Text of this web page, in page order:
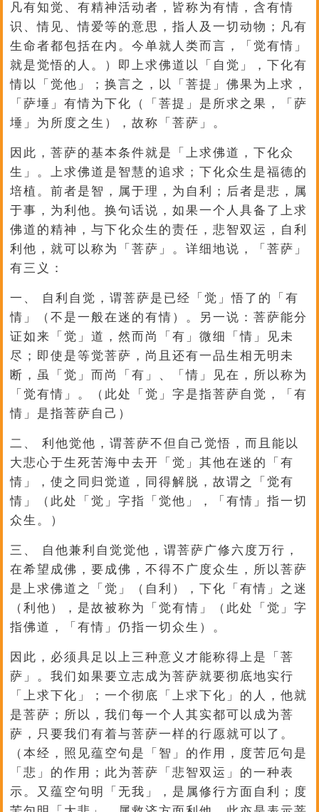
凡有知觉、有精神活动者，皆称为有情，含有情
识、情见、情爱等的意思，指人及一切动物；凡有
生命者都包括在内。今单就人类而言，「觉有情」
就是觉悟的人。）即上求佛道以「自觉」，下化有
情以「觉他」；换言之，以「菩提」佛果为上求，
「萨埵」有情为下化（「菩提」是所求之果，「萨
埵」为所度之生），故称「菩萨」。
因此，菩萨的基本条件就是「上求佛道，下化众
生」。上求佛道是智慧的追求；下化众生是福德的
培植。前者是智，属于理，为自利；后者是悲，属
于事，为利他。换句话说，如果一个人具备了上求
佛道的精神，与下化众生的责任，悲智双运，自利
利他，就可以称为「菩萨」。详细地说，「菩萨」
有三义：
一、 自利自觉，谓菩萨是已经「觉」悟了的「有
情」（不是一般在迷的有情）。另一说：菩萨能分
证如来「觉」道，然而尚「有」微细「情」见未
尽；即使是等觉菩萨，尚且还有一品生相无明未
断，虽「觉」而尚「有」、「情」见在，所以称为
「觉有情」。（此处「觉」字是指菩萨自觉，「有
情」是指菩萨自己）
二、 利他觉他，谓菩萨不但自己觉悟，而且能以
大悲心于生死苦海中去开「觉」其他在迷的「有
情」，使之同归觉道，同得解脱，故谓之「觉有
情」（此处「觉」字指「觉他」，「有情」指一切
众生。）
三、 自他兼利自觉觉他，谓菩萨广修六度万行，
在希望成佛，要成佛，不得不广度众生，所以菩萨
是上求佛道之「觉」（自利），下化「有情」之迷
（利他），是故被称为「觉有情」（此处「觉」字
指佛道，「有情」仍指一切众生）。
因此，必须具足以上三种意义才能称得上是「菩
萨」。我们如果要立志成为菩萨就要彻底地实行
「上求下化」；一个彻底「上求下化」的人，他就
是菩萨；所以，我们每一个人其实都可以成为菩
萨，只要我们有着与菩萨一样的行愿就可以了。
（本经，照见蕴空句是「智」的作用，度苦厄句是
「悲」的作用；此为菩萨「悲智双运」的一种表
示。又蕴空句明「无我」，是属修行方面自利；度